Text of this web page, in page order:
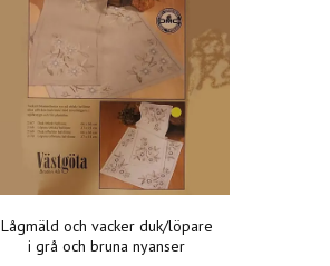
Lågmäld och vacker duk/löpare
i grå och bruna nyanser